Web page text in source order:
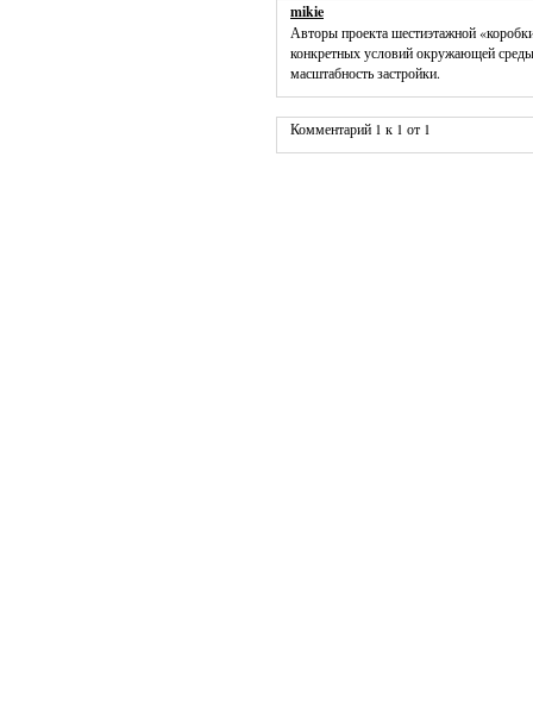
mikie
Авторы проекта шестиэтажной
конкретных условий окружающей
масштабность застройки.
Комментарий 1 к 1 от 1